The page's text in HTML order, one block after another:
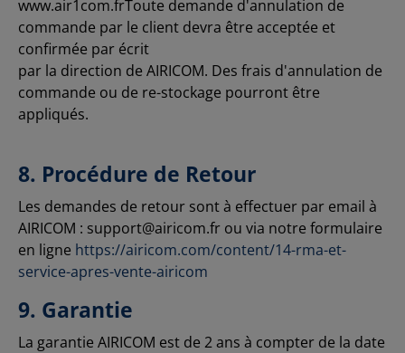
www.air1com.frToute demande d'annulation de
commande par le client devra être acceptée et
confirmée par écrit
par la direction de AIRICOM. Des frais d'annulation de
commande ou de re-stockage pourront être
appliqués.
8. Procédure de Retour
Les demandes de retour sont à effectuer par email à
AIRICOM : support@airicom.fr ou via notre formulaire
en ligne https://airicom.com/content/14-rma-et-
service-apres-vente-airicom
9. Garantie
La garantie AIRICOM est de 2 ans à compter de la date